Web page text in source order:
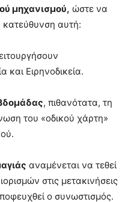
μηχανισμού, ώστε να
κατεύθυνση αυτή:
και Ειρηνοδικεία.
, πιθανότατα, τη
του «οδικού χάρτη»
αναμένεται να τεθεί
στις μετακινήσεις
ο συνωστισμός.